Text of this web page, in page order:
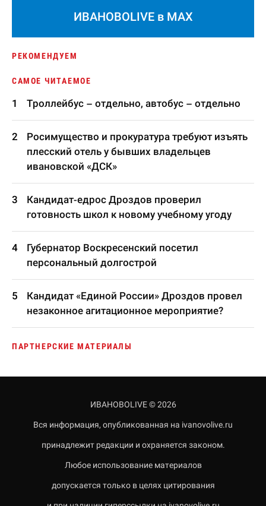
ИВАНОВОLIVE в MAX
РЕКОМЕНДУЕМ
САМОЕ ЧИТАЕМОЕ
Троллейбус – отдельно, автобус – отдельно
Росимущество и прокуратура требуют изъять
плесский отель у бывших владельцев
ивановской «ДСК»
Кандидат-едрос Дроздов проверил
готовность школ к новому учебному угоду
Губернатор Воскресенский посетил
персональный долгострой
Кандидат «Единой России» Дроздов провел
незаконное агитационное мероприятие?
ПАРТНЕРСКИЕ МАТЕРИАЛЫ
ИВАНОВОLIVE © 2026
Вся информация, опубликованная на ivanovolive.ru
принадлежит редакции и охраняется законом.
Любое использование материалов
допускается только в целях цитирования